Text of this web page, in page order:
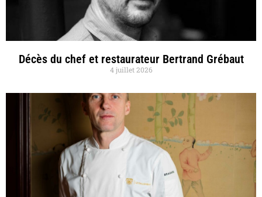
Décès du chef et restaurateur Bertrand Grébaut
4 juillet 2026